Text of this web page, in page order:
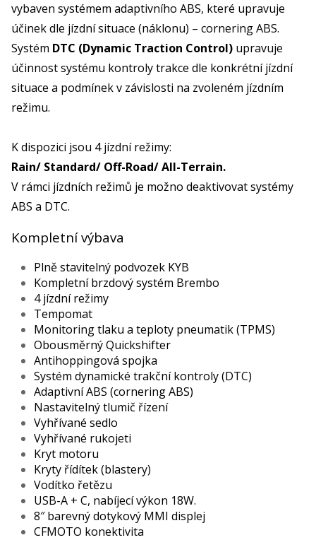
vybaven systémem adaptivního ABS, které upravuje
účinek dle jízdní situace (náklonu) – cornering ABS.
Systém DTC (Dynamic Traction Control) upravuje
účinnost systému kontroly trakce dle konkrétní jízdní
situace a podmínek v závislosti na zvoleném jízdním
režimu.
K dispozici jsou 4 jízdní režimy:
Rain/ Standard/ Off-Road/ All-Terrain.
V rámci jízdních režimů je možno deaktivovat systémy
ABS a DTC.
Kompletní výbava
Plně stavitelný podvozek KYB
Kompletní brzdový systém Brembo
4 jízdní režimy
Tempomat
Monitoring tlaku a teploty pneumatik (TPMS)
Obousměrný Quickshifter
Antihoppingová spojka
Systém dynamické trakční kontroly (DTC)
Adaptivní ABS (cornering ABS)
Nastavitelný tlumič řízení
Vyhřívané sedlo
Vyhřívané rukojeti
Kryt motoru
Kryty řídítek (blastery)
Vodítko řetězu
USB-A + C, nabíjecí výkon 18W.
8″ barevný dotykový MMI displej
CFMOTO konektivita